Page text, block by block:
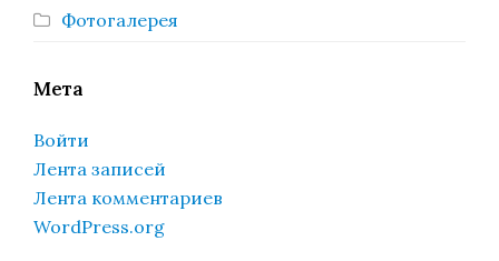
Фотогалерея
Мета
Войти
Лента записей
Лента комментариев
WordPress.org